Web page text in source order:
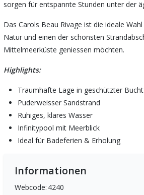
sorgen für entspannte Stunden unter der
Das Carols Beau Rivage ist die ideale
Natur und einen der schönsten
Mittelmeerküste geniessen möchten.
Highlights:
Traumhafte Lage in geschützter Bucht
Puderweisser Sandstrand
Ruhiges, klares Wasser
Infinitypool mit Meerblick
Ideal für Badeferien & Erholung
Informationen
Webcode: 4240